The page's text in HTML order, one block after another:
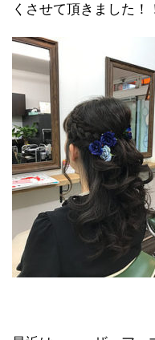
くさせて頂きました！